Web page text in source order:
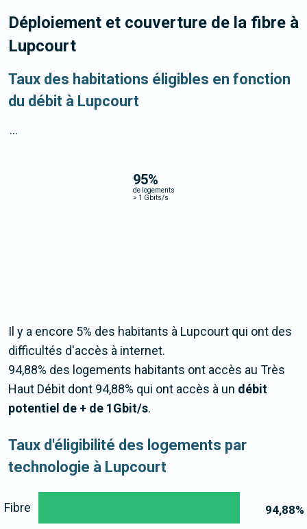
Déploiement et couverture de la fibre à
Lupcourt
Taux des habitations éligibles en fonction
du débit à Lupcourt
95%
de logements
> 1 Gbits/s
...
Il y a encore 5% des habitants à Lupcourt qui ont des
difficultés d'accès à internet.
94,88% des logements habitants ont accès au Très
Haut Débit dont 94,88% qui ont accès à un débit
potentiel de + de 1Gbit/s.
Taux d'éligibilité des logements par
technologie à Lupcourt
94,88%
Fibre